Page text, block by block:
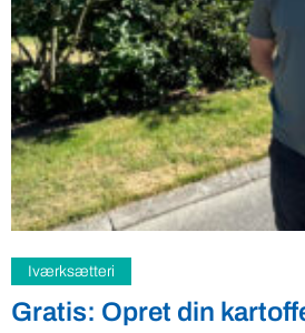
Samfund
Fredspligt giver